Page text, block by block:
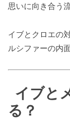
思いに向き合う
イブとクロエの
ルシファーの内
イブと
る？